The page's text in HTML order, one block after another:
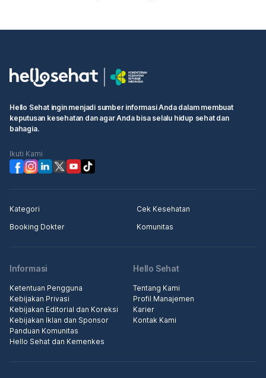
Hello Sehat ingin menjadi sumber informasi Anda dalam membuat
keputusan kesehatan dan agar Anda bisa selalu hidup sehat dan
bahagia.
Ikuti Kami
Kategori
Cek Kesehatan
Booking Dokter
Komunitas
Informasi
Ketentuan Pengguna
Kebijakan Privasi
Kebijakan Editorial dan Koreksi
Kebijakan Iklan dan Sponsor
Panduan Komunitas
Hello Sehat dan Kemenkes
Hello Sehat
Tentang Kami
Profil Manajemen
Karier
Kontak Kami